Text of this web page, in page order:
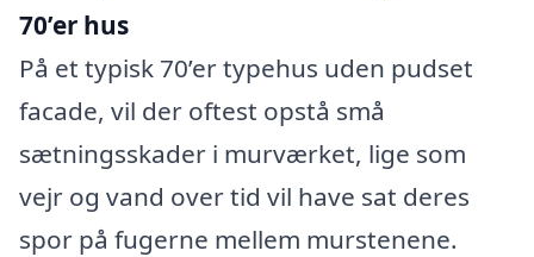
70’er hus
På et typisk 70’er typehus uden pudset
facade, vil der oftest opstå små
sætningsskader i murværket, lige som
vejr og vand over tid vil have sat deres
spor på fugerne mellem murstenene.